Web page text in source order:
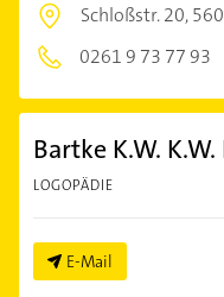
Schloßstr. 20,
0261 9 73 77 93
Bartke K.W.
LOGOPÄDIE
E-Mail